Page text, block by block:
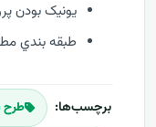
يونيک بودن
طبقه بندي
برچسب‌ها: طرح